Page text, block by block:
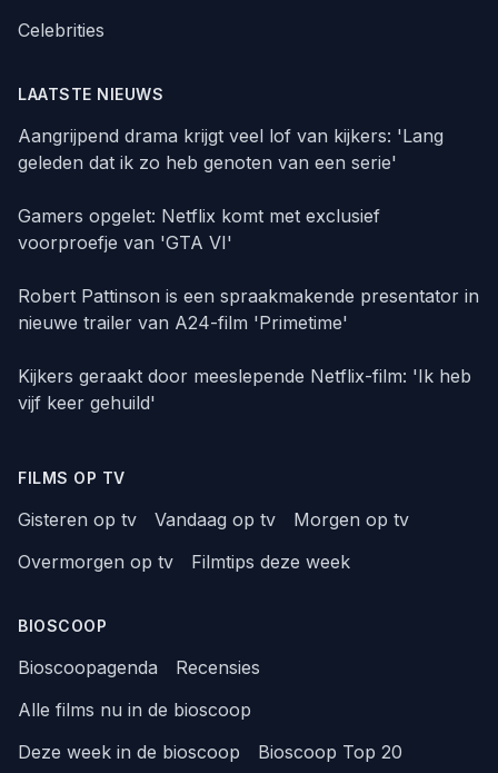
Celebrities
LAATSTE NIEUWS
Aangrijpend drama krijgt veel lof van kijkers: 'Lang
geleden dat ik zo heb genoten van een serie'
Gamers opgelet: Netflix komt met exclusief
voorproefje van 'GTA VI'
Robert Pattinson is een spraakmakende presentator in
nieuwe trailer van A24-film 'Primetime'
Kijkers geraakt door meeslepende Netflix-film: 'Ik heb
vijf keer gehuild'
FILMS OP TV
Gisteren op tv Vandaag op tv
Morgen op tv
Overmorgen op tv
Filmtips deze week
BIOSCOOP
Bioscoopagenda
Recensies
Alle films nu in de bioscoop
Deze week in de bioscoop
Bioscoop Top 20